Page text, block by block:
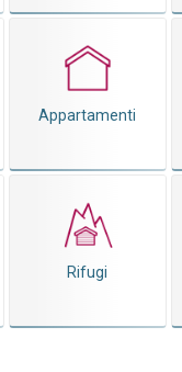
Appartamenti
Rifugi